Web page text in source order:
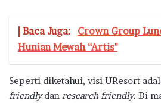
| Baca Juga:
Crown Group
Hunian Mewah “Artis"
Seperti diketahui, visi UResort
friendlydan research friendly. Di